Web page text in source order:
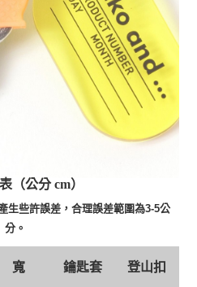
（公分 cm）
生些許誤差，合理誤差範圍為3-5公
分。
寬 鑰匙套 登山扣